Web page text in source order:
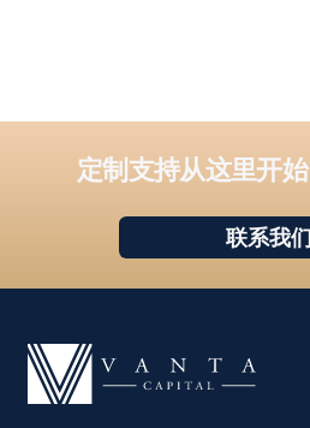
定制支持从这里开
联系我们